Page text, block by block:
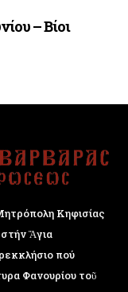
– Βίοι
Κηφισίας
Ἅγια
πού
Φανουρίου τοῦ